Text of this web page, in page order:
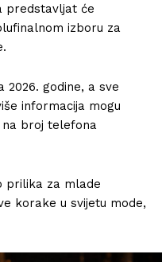
predstavljat će
izboru za
2026. godine, a sve
informacija mogu
na broj telefona
prilika za mlade
korake u svijetu mode,